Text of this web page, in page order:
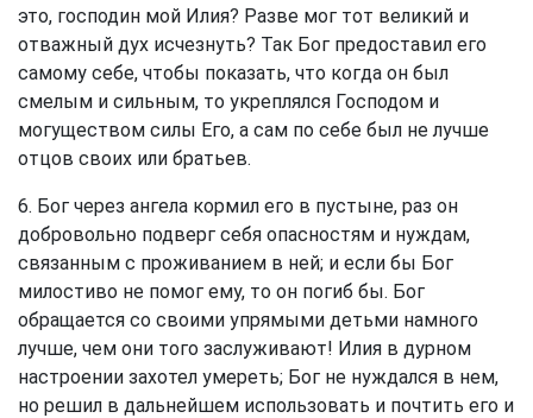
это, господин мой Илия? Разве мог тот великий и
отважный дух исчезнуть? Так Бог предоставил его
самому себе, чтобы показать, что когда он был
смелым и сильным, то укреплялся Господом и
могуществом силы Его, а сам по себе был не лучше
отцов своих или братьев.
6. Бог через ангела кормил его в пустыне, раз он
добровольно подверг себя опасностям и нуждам,
связанным с проживанием в ней; и если бы Бог
милостиво не помог ему, то он погиб бы. Бог
обращается со своими упрямыми детьми намного
лучше, чем они того заслуживают! Илия в дурном
настроении захотел умереть; Бог не нуждался в нем,
но решил в дальнейшем использовать и почтить его и